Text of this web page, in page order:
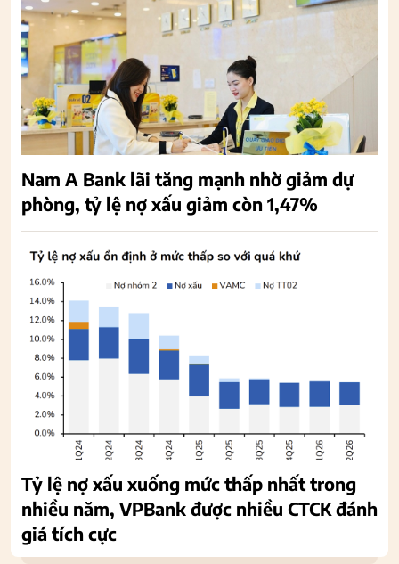
Nam A Bank lãi tăng mạnh nhờ giảm dự
phòng, tỷ lệ nợ xấu giảm còn 1,47%
Tỷ lệ nợ xấu xuống mức thấp nhất trong
nhiều năm, VPBank được nhiều CTCK đánh
giá tích cực